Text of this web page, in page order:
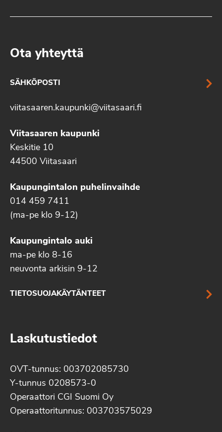
Ota yhteyttä
SÄHKÖPOSTI
viitasaaren.kaupunki@viitasaari.fi
Viitasaaren kaupunki
Keskitie 10
44500 Viitasaari
Kaupungintalon puhelinvaihde
014 459 7411
(ma-pe klo 9-12)
Kaupungintalo auki
ma-pe klo 8-16
neuvonta arkisin 9-12
TIETOSUOJAKÄYTÄNTEET
Laskutustiedot
OVT-tunnus: 003702085730
Y-tunnus 0208573-0
Operaattori CGI Suomi Oy
Operaattoritunnus: 003703575029